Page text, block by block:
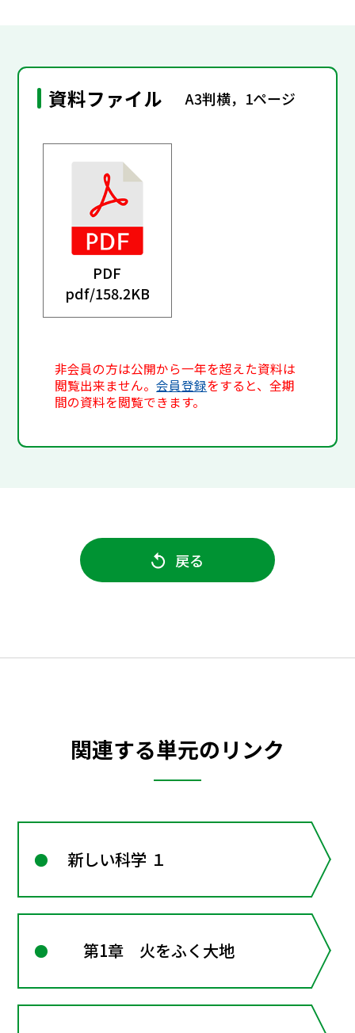
資料ファイル A3判横，1ページ
PDF
pdf/158.2KB
非会員の方は公開から一年を超えた資料は
閲覧出来ません。会員登録をすると、全期
間の資料を閲覧できます。
戻る
関連する単元のリンク
新しい科学 １
第1章 火をふく大地